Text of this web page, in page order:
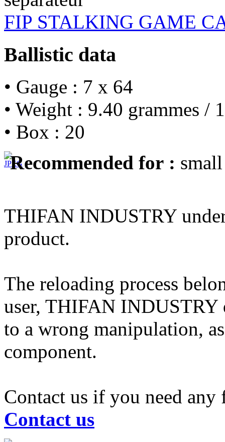
FIP STALKING GAME
Ballistic data
• Gauge : 7 x 64
• Weight : 9.40 grammes /
• Box : 20
Recommended for :
THIFAN INDUSTRY
product.
The reloading process
user, THIFAN INDUSTRY
to a wrong manipulation,
component.
Contact us if you need
Contact us